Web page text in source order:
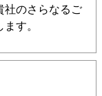
社のさらなるご
す。